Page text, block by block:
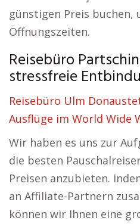
günstigen Preis buchen,
Öffnungszeiten.
Reisebüro
stressfreie
Reisebüro Ulm
Ausflüge im World Wide
Wir haben es uns zur
die besten
Preisen anzubieten.
an Affiliate-Partnern
können wir Ihnen eine